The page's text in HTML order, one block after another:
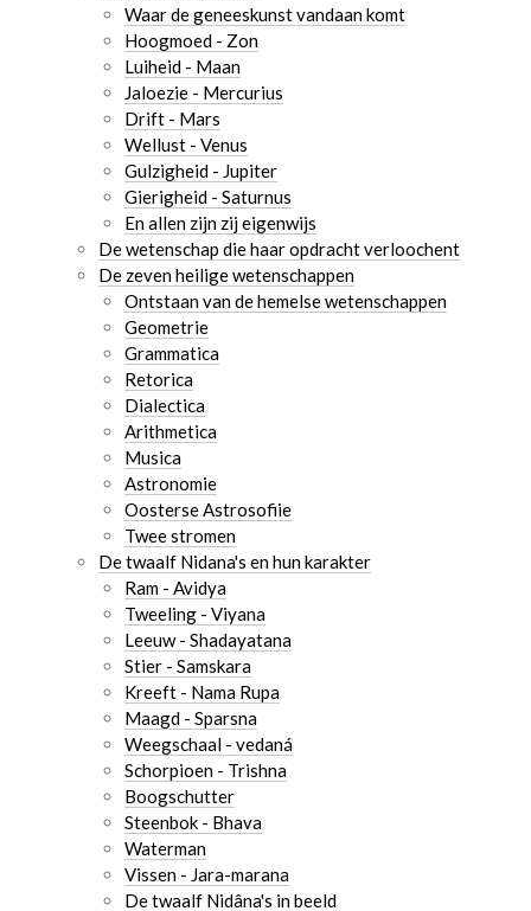
Waar de geneeskunst vandaan komt
Hoogmoed - Zon
Luiheid - Maan
Jaloezie - Mercurius
Drift - Mars
Wellust - Venus
Gulzigheid - Jupiter
Gierigheid - Saturnus
En allen zijn zij eigenwijs
De wetenschap die haar opdracht verloochent
De zeven heilige wetenschappen
Ontstaan van de hemelse wetenschappen
Geometrie
Grammatica
Retorica
Dialectica
Arithmetica
Musica
Astronomie
Oosterse Astrosofiie
Twee stromen
De twaalf Nidana's en hun karakter
Ram - Avidya
Tweeling - Viyana
Leeuw - Shadayatana
Stier - Samskara
Kreeft - Nama Rupa
Maagd - Sparsna
Weegschaal - vedaná
Schorpioen - Trishna
Boogschutter
Steenbok - Bhava
Waterman
Vissen - Jara-marana
De twaalf Nidâna's in beeld